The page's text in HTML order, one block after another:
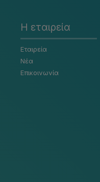
Η εταιρεία
Εταιρεία
Νέα
Επικοινωνία